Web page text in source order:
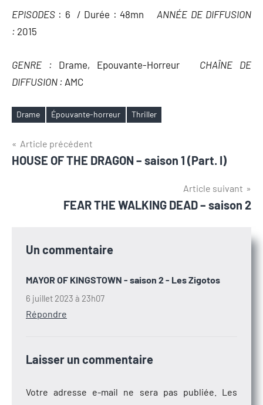
EPISODES : 6 / Durée : 48mn ANNÉE DE DIFFUSION
: 2015
GENRE : Drame, Epouvante-Horreur CHAÎNE DE
DIFFUSION : AMC
Étiquettes
Drame Épouvante-horreur Thriller
Navigation
de
Article précédent
HOUSE OF THE DRAGON – saison 1 (Part. I)
Article suivant
FEAR THE WALKING DEAD – saison 2
Un commentaire
MAYOR OF KINGSTOWN - saison 2 - Les Zigotos
6 juillet 2023 à 23h07
Répondre
Laisser un commentaire
Votre adresse e-mail ne sera pas publiée.
Les